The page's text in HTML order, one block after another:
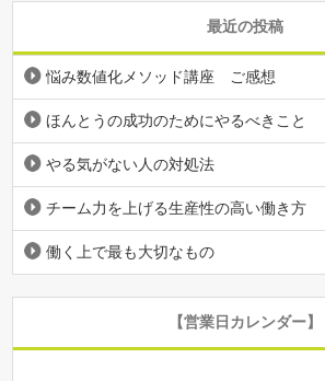
最近の投稿
悩み数値化メソッド講座 ご感想
ほんとうの成功のためにやるべきこと
やる気がない人の対処法
チーム力を上げる生産性の高い働き方
働く上で最も大切なもの
【営業日カレンダー】